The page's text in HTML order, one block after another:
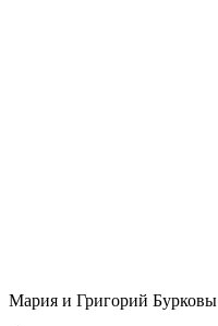
Мария и Григорий Бурковы